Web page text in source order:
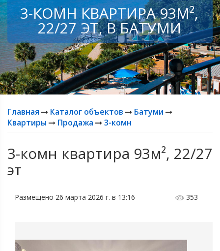
3-КОМН КВАРТИРА 93М²,
22/27 ЭТ, В БАТУМИ
Главная Каталог объектов
Батуми
Квартиры
Продажа 3-комн
3-комн квартира 93м², 22/27
эт
Размещено 26 марта 2026 г. в 13:16 353